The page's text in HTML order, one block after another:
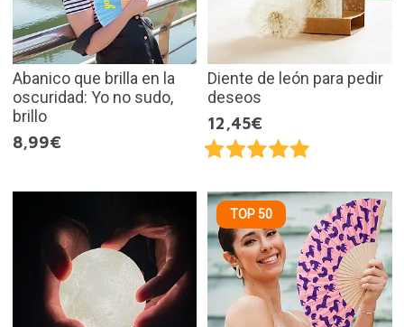
Abanico que brilla en la
oscuridad: Yo no sudo,
brillo
8,99€
Diente de león para pedir
deseos
12,45€
TOP 50